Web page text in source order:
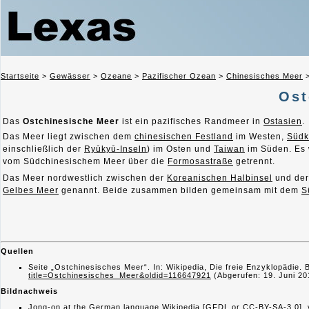
Startseite > Gewässer > Ozeane > Pazifischer Ozean > Chinesisches Meer
Das Ostchinesische Meer ist ein pazifisches Randmeer in Ostasien
Das Meer liegt zwischen dem chinesischen Festland im Westen,
einschließlich der Ryūkyū-Inseln) im Osten und Taiwan im Süden.
vom Südchinesischem Meer über die Formosastraße getrennt.
Das Meer nordwestlich zwischen der Koreanischen Halbinsel und
Gelbes Meer genannt. Beide zusammen bilden gemeinsam mit dem
Quellen
Seite „Ostchinesisches Meer“. In: Wikipedia, Die freie
title=Ostchinesisches_Meer&oldid=116647921 (Abgerufen: 19. Juni
Bildnachweis
Jong-on at the German language Wikipedia [GFDL or CC-BY-SA-3.0],